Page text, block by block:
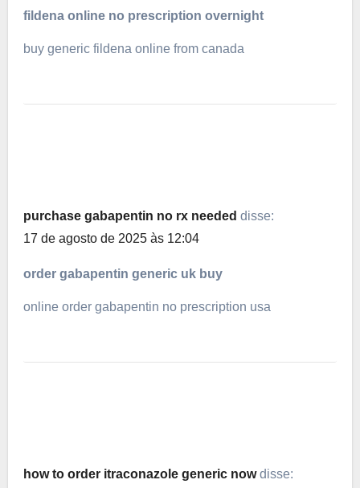
fildena online no prescription overnight
buy generic fildena online from canada
purchase gabapentin no rx needed disse:
17 de agosto de 2025 às 12:04
order gabapentin generic uk buy
online order gabapentin no prescription usa
how to order itraconazole generic now disse: